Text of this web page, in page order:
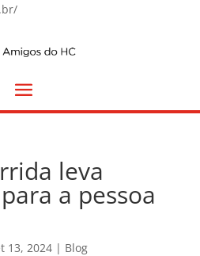
leva
a pessoa
13, 2024| Blog